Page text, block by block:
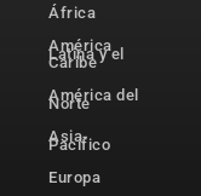
África
América
Latina y el
Caribe
América del
Norte
Asia-
Pacífico
Europa